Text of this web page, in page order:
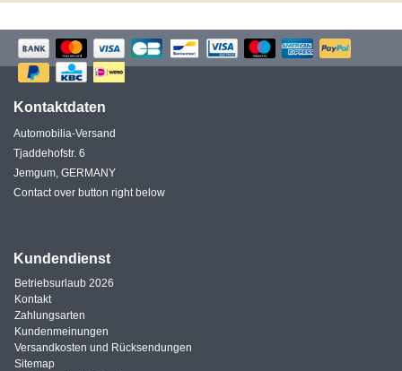
Kontaktdaten
Automobilia-Versand
Tjaddehofstr. 6
Jemgum, GERMANY
Contact over button right below
Kundendienst
Betriebsurlaub 2026
Kontakt
Zahlungsarten
Kundenmeinungen
Versandkosten und Rücksendungen
Sitemap